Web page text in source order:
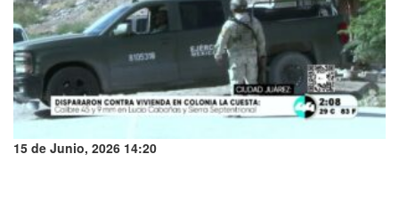
15 de Junio, 2026 14:20